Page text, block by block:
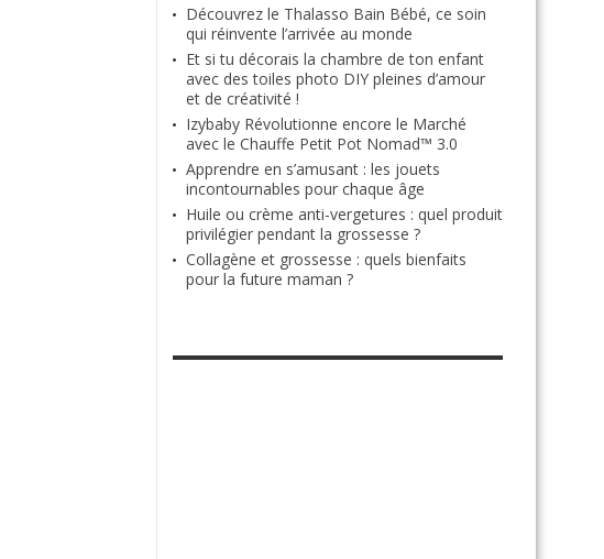
Découvrez le Thalasso Bain Bébé, ce soin
qui réinvente l’arrivée au monde
Et si tu décorais la chambre de ton enfant
avec des toiles photo DIY pleines d’amour
et de créativité !
Izybaby Révolutionne encore le Marché
avec le Chauffe Petit Pot Nomad™ 3.0
Apprendre en s’amusant : les jouets
incontournables pour chaque âge
Huile ou crème anti-vergetures : quel produit
privilégier pendant la grossesse ?
Collagène et grossesse : quels bienfaits
pour la future maman ?